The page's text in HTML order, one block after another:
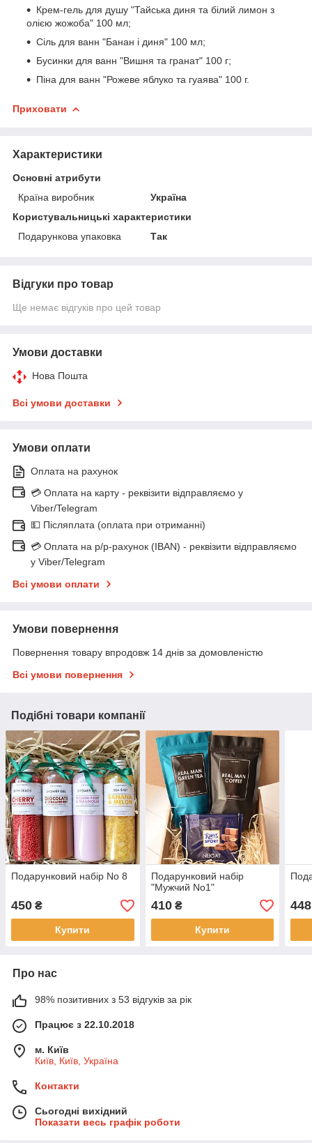
Крем-гель для душу "Тайська диня та білий лимон з
олією жожоба" 100 мл;
Сіль для ванн "Банан і диня" 100 мл;
Бусинки для ванн "Вишня та гранат" 100 г;
Піна для ванн "Рожеве яблуко та гуаява" 100 г.
Приховати
Характеристики
Основні атрибути
Країна виробник
Україна
Користувальницькі характеристики
Подарункова упаковка
Так
Відгуки про товар
Ще немає відгуків про цей товар
Умови доставки
Нова Пошта
Всі умови доставки
Умови оплати
Оплата на рахунок
💳 Оплата на карту - реквізити відправляємо у
Viber/Telegram
💵 Післяплата (оплата при отриманні)
💳 Оплата на р/р-рахунок (IBAN) - реквізити відправляємо
у Viber/Telegram
Всі умови оплати
Умови повернення
Повернення товару впродовж 14 днів за домовленістю
Всі умови повернення
Подібні товари компанії
Подарунковий набір No 8
450 ₴
Купити
Подарунковий набір
"Мужчий No1"
410₴
Купити
448
Про нас
98% позитивних з 53 відгуків за рік
Працює з 22.10.2018
м. Київ
Київ, Київ, Україна
Контакти
Сьогодні вихідний
Показати весь графік роботи